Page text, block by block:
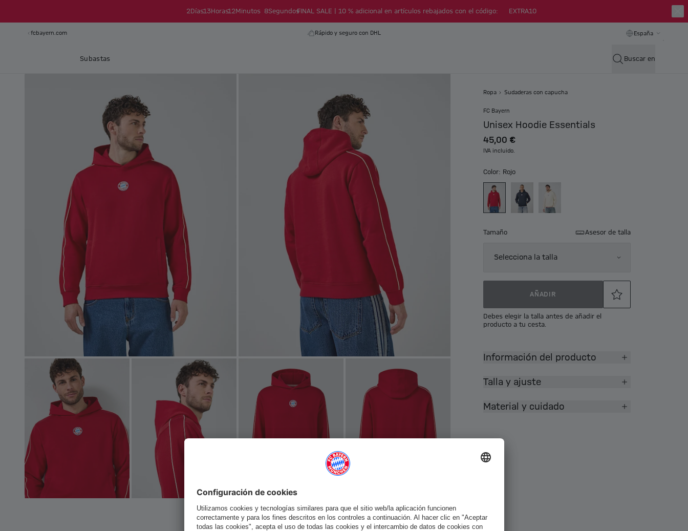
2Días13 Horas12Minutos 8SegundosFINAL SALE | 10 % adicional en artículos rebajados con el código: EXTRA10
fcbayern.com Rápido y seguro con DHL España
Subastas Buscar en
Ropa Sudaderas con capucha
FC Bayern
Unisex Hoodie Essentials
45,00 €
IVA incluido.
Color: Rojo
Tamaño Asesor de talla
Selecciona la talla
AÑADIR
Debes elegir la talla antes de añadir el
producto a tu cesta.
Información del producto
Talla y ajuste
Material y cuidado